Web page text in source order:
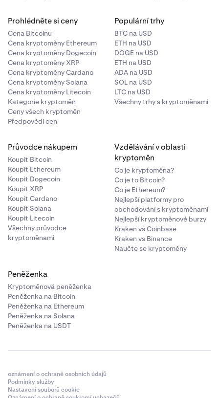
Prohlédněte si ceny
Cena Bitcoinu
Cena kryptoměny Ethereum
Cena kryptoměny Dogecoin
Cena kryptoměny XRP
Cena kryptoměny Cardano
Cena kryptoměny Solana
Cena kryptoměny Litecoin
Kategorie kryptoměn
Ceny všech kryptoměn
Předpovědi cen
Populární trhy
BTC na USD
ETH na USD
DOGE na USD
ETH na USD
ADA na USD
SOL na USD
LTC na USD
Všechny trhy s kryptoměnami
Průvodce nákupem
Koupit Bitcoin
Koupit Ethereum
Koupit Dogecoin
Koupit XRP
Koupit Cardano
Koupit Solana
Koupit Litecoin
Všechny průvodce
kryptoměnami
Vzdělávání v oblasti
kryptoměn
Co je kryptoměna?
Co je to Bitcoin?
Co je Ethereum?
Nejlepší platformy pro
obchodování s kryptoměnami
Nejlepší kryptoměnové burzy
Kraken vs Coinbase
Kraken vs Binance
Naučte se kryptoměny
Peněženka
Kryptoměnová peněženka
Peněženka na Bitcoin
Peněženka na Ethereum
Peněženka na Solana
Peněženka na USDT
oznámení o ochraně osobních údajů
Podmínky služby
Nastavení souborů cookie